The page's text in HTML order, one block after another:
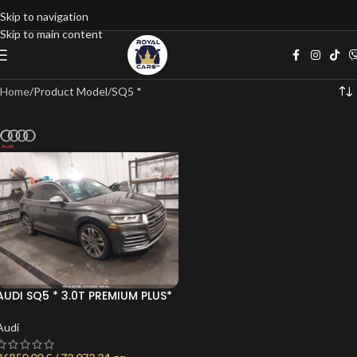
Skip to navigation
Skip to main content
Home Product Model SQ5 *
SQ5 * 3.0T PREMIUM PLUS*